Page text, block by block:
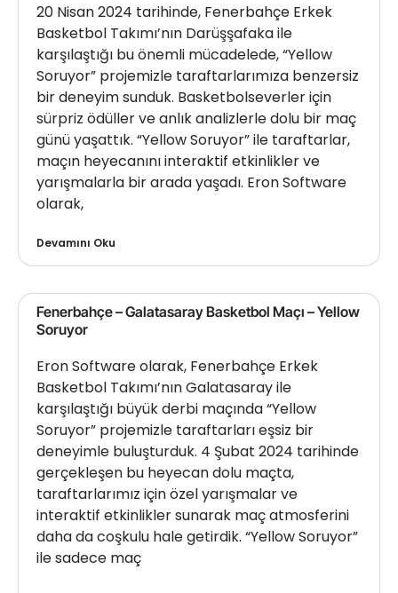
20 Nisan 2024 tarihinde, Fenerbahçe Erkek
Basketbol Takımı’nın Darüşşafaka ile
karşılaştığı bu önemli mücadelede, “Yellow
Soruyor” projemizle taraftarlarımıza benzersiz
bir deneyim sunduk. Basketbolseverler için
sürpriz ödüller ve anlık analizlerle dolu bir maç
günü yaşattık. “Yellow Soruyor” ile taraftarlar,
maçın heyecanını interaktif etkinlikler ve
yarışmalarla bir arada yaşadı. Eron Software
olarak,
Devamını Oku
Fenerbahçe – Galatasaray Basketbol Maçı – Yellow
Soruyor
Eron Software olarak, Fenerbahçe Erkek
Basketbol Takımı’nın Galatasaray ile
karşılaştığı büyük derbi maçında “Yellow
Soruyor” projemizle taraftarları eşsiz bir
deneyimle buluşturduk. 4 Şubat 2024 tarihinde
gerçekleşen bu heyecan dolu maçta,
taraftarlarımız için özel yarışmalar ve
interaktif etkinlikler sunarak maç atmosferini
daha da coşkulu hale getirdik. “Yellow Soruyor”
ile sadece maç